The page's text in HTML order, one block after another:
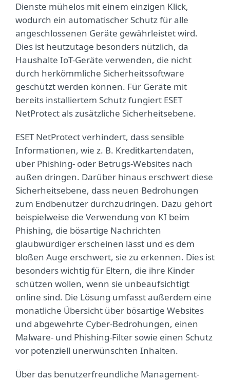
Dienste mühelos mit einem einzigen Klick,
wodurch ein automatischer Schutz für alle
angeschlossenen Geräte gewährleistet wird.
Dies ist heutzutage besonders nützlich, da
Haushalte IoT-Geräte verwenden, die nicht
durch herkömmliche Sicherheitssoftware
geschützt werden können. Für Geräte mit
bereits installiertem Schutz fungiert ESET
NetProtect als zusätzliche Sicherheitsebene.
ESET NetProtect verhindert, dass sensible
Informationen, wie z. B. Kreditkartendaten,
über Phishing- oder Betrugs-Websites nach
außen dringen. Darüber hinaus erschwert diese
Sicherheitsebene, dass neuen Bedrohungen
zum Endbenutzer durchzudringen. Dazu gehört
beispielweise die Verwendung von KI beim
Phishing, die bösartige Nachrichten
glaubwürdiger erscheinen lässt und es dem
bloßen Auge erschwert, sie zu erkennen. Dies ist
besonders wichtig für Eltern, die ihre Kinder
schützen wollen, wenn sie unbeaufsichtigt
online sind. Die Lösung umfasst außerdem eine
monatliche Übersicht über bösartige Websites
und abgewehrte Cyber-Bedrohungen, einen
Malware- und Phishing-Filter sowie einen Schutz
vor potenziell unerwünschten Inhalten.
Über das benutzerfreundliche Management-